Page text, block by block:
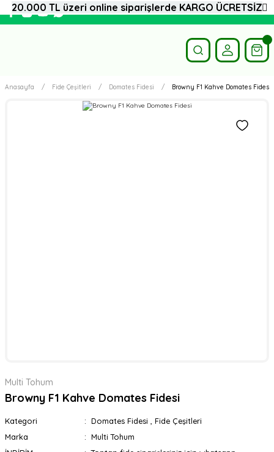
Anasayfa Fide Çeşitleri Domates Fidesi Browny F1 Kahve Domates Fidesi
Multi Tohum
Browny F1 Kahve Domates Fidesi
Kategori Domates Fidesi
Fide Çeşitleri
Marka
Multi Tohum
20.000 TL üzeri online siparişlerde KARGO ÜCRETSİZ